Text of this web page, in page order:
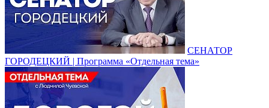
СЕНАТОР
ГОРОДЕЦКИЙ | Программа «Отдельная тема»